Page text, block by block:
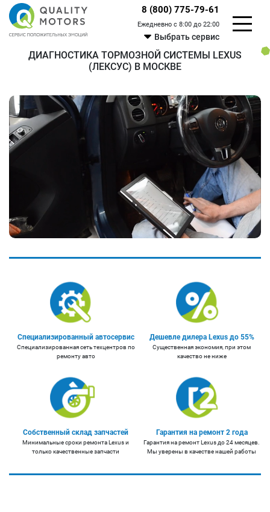
8 (800) 775-79-61
Ежедневно с 8:00 до 22:00
Выбрать сервис
ДИАГНОСТИКА ТОРМОЗНОЙ СИСТЕМЫ LEXUS
(ЛЕКСУС) В МОСКВЕ
Специализированный автосервис
Специализированная сеть техцентров по
ремонту авто
Дешевле дилера Lexus до 55%
Существенная экономия, при этом
качество не ниже
Собственный склад запчастей
Минимальные сроки ремонта Lexus и
только качественные запчасти
Гарантия на ремонт 2 года
Гарантия на ремонт Lexus до 24 месяцев.
Мы уверены в качестве нашей работы